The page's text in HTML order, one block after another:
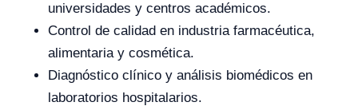
universidades y centros académicos.
Control de calidad en industria farmacéutica,
alimentaria y cosmética.
Diagnóstico clínico y análisis biomédicos en
laboratorios hospitalarios.